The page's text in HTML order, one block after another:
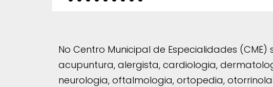
No Centro Municipal de Especialidades
acupuntura, alergista, cardiologia,
neurologia, oftalmologia, ortopedia,